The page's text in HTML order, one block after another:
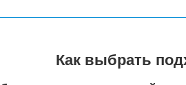
Как выбрать